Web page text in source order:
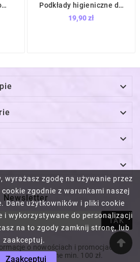
wyrażasz zgodę na używanie przez
zgodnie z warunkami naszej
Dane użytkowników i pliki cookie
i wykorzystywane do personalizacji
na to zgody zamknij stronę, lub
zaakceptuj.
Zaakceptuj
Podkłady higieniczne do
szt. / Babyono
19,90 zł




Newsletter
TAK
o nowościach i promocjach! Na
Za wydane min. 100 zł.